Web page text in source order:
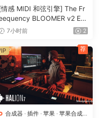
以各种方式进行缩放和拉
匹配，得益于我们和
独音符设置微调、压力、
得真正的多音，或将这些
可以使用运算符添加一些音
器
感 MIDI 和弦引擎] The Fr
BLOOMER v2 Em
Chord Engine [WiN,
7小时前 2
合成器 · 插件 · 苹果 · 苹果合成
荐